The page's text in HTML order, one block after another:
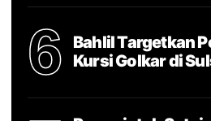
6
Bahlil Targetkan
Kursi Golkar di